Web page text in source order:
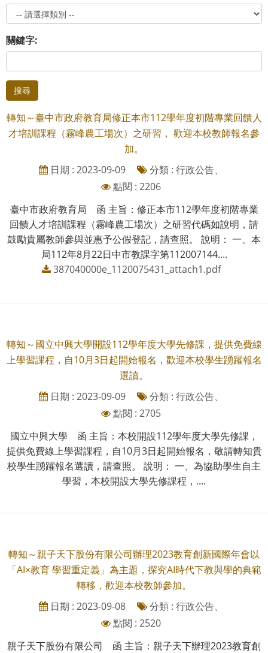
關鍵字:
搜尋
轉知～臺中市政府教育局修正本市112學年度初階專業回饋人
才培訓課程（霧峰農工場次）之研習， 歡迎本校教師報名參
加。
日期 : 2023-09-09
分類 : 行政公告、
點閱 : 2206
臺中市政府教育局 函 主旨：修正本市112學年度初階專業
回饋人才培訓課程（霧峰農工場次）之研習代碼如說明，請
鼓勵貴屬教師參與並惠予公假登記，請查照。 說明： 一、本
局112年8月22日中市教課字第112007144....
387040000e_1120075431_attach1.pdf
轉知～國立中興大學開設112學年度大學先修課，提供免費線
上學習課程，自10月3日起開始報名，歡迎本校學生踴躍報名
選讀。
日期 : 2023-09-09
分類 : 行政公告、
點閱 : 2705
國立中興大學 函 主旨：本校開設112學年度大學先修課，
提供免費線上學習課程，自10月3日起開始報名，敬請轉知貴
校學生踴躍報名選讀，請查照。 說明： 一、為協助學生自主
學習，本校開設大學先修課程，....
轉知～親子天下股份有限公司辦理2023教育創新國際年會以
「AI×教育 學習重定義」為主題，探究AI時代下教與學的典範
轉移，歡迎本校教師參加。
日期 : 2023-09-08
分類 : 行政公告、
點閱 : 2520
親子天下股份有限公司 函 主旨：親子天下辦理2023教育創